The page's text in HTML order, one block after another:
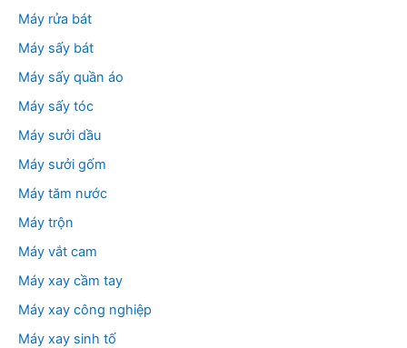
Máy rửa bát
Máy sấy bát
Máy sấy quần áo
Máy sấy tóc
Máy sưởi dầu
Máy sưởi gốm
Máy tăm nước
Máy trộn
Máy vắt cam
Máy xay cầm tay
Máy xay công nghiệp
Máy xay sinh tố